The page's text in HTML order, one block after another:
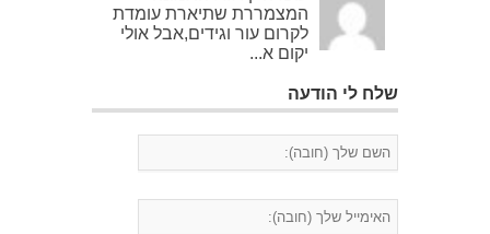
המצמררת שתיארת עומדת
לקרום עור וגידים,אבל אולי
יקום א...
שלח לי הודעה